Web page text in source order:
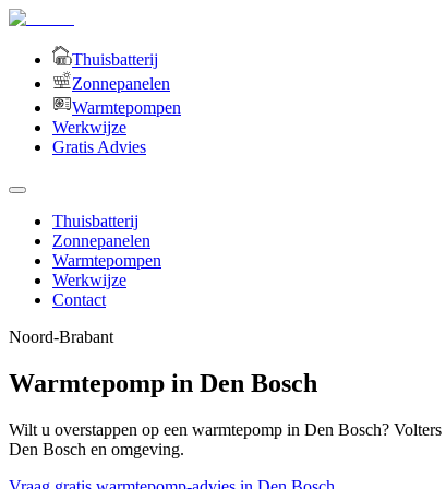
Thuisbatterij
Zonnepanelen
Warmtepompen
Werkwijze
Gratis Advies
Thuisbatterij
Zonnepanelen
Warmtepompen
Werkwijze
Contact
Noord-Brabant
Warmtepomp in Den Bosch
Wilt u overstappen op een warmtepomp in Den Bosch?
Den Bosch en omgeving.